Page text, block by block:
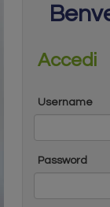
Accedi
Username
Password